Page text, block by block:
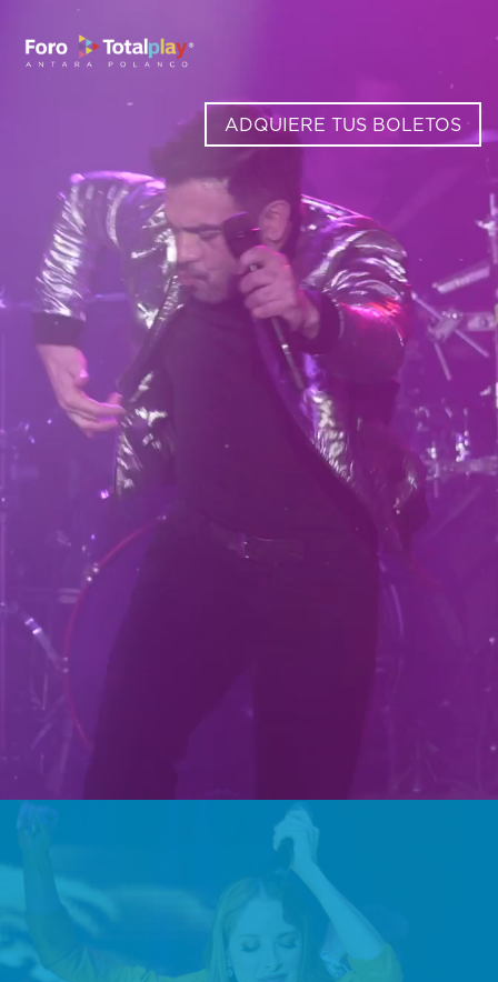
ADQUIERE TUS BOLETOS
Player